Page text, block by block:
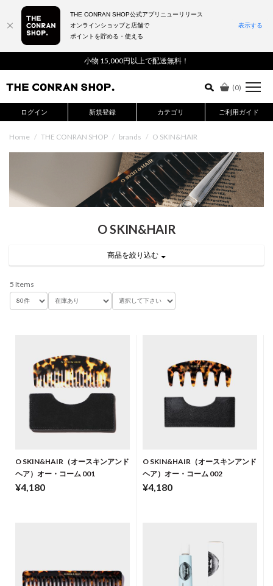
小物 15,000円以上で配送無料！
(0)
ログイン 新規登録 カテゴリ ご利用ガイド
詳細検索はこちら
Home / THE CONRAN SHOP / brands / O SKIN&HAIR
O SKIN&HAIR
商品を絞り込む
5 Items
O SKIN&HAIR（オースキンアンド
ヘア）オー・コーム 001
¥4,180
O SKIN&HAIR（オースキンアンド
ヘア）オー・コーム 002
¥4,180
THE CONRAN SHOP公式アプリニューリリース
オンラインショップと店舗で
ポイントを貯める・使える
表示する